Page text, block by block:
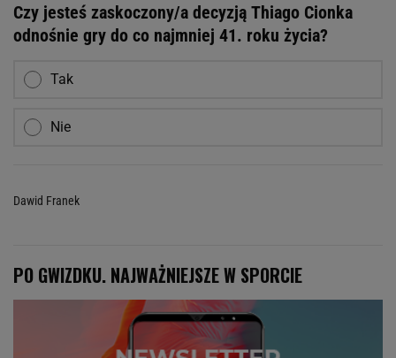
Czy jesteś zaskoczony/a decyzją Thiago Cionka
odnośnie gry do co najmniej 41. roku życia?
Tak
Nie
Dawid Franek